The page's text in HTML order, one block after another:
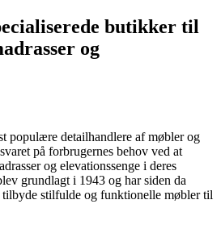
butikker til
og
populære detailhandlere af møbler og
på forbrugernes behov ved at
og elevationssenge i deres
grundlagt i 1943 og har siden da
stilfulde og funktionelle møbler til